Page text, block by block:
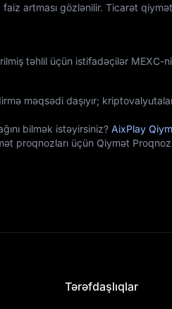
faiz artması gözlənilir. Ticarət
təhlil üçün istifadəçilər MEXC-
məqsədi daşıyır;
bilmək istəyirsiniz? AixPlay
proqnozları üçün Qiymət
Tərəfdaşlıqlar